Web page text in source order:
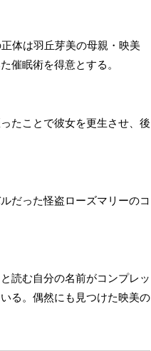
体は羽丘芽美の母親・映美
催眠術を得意とする。
たことで彼女を更生させ、後
だった怪盗ローズマリーのコ
読む自分の名前がコンプレッ
る。偶然にも見つけた映美の